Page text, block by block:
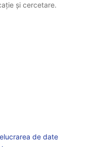
și cercetare.
de date